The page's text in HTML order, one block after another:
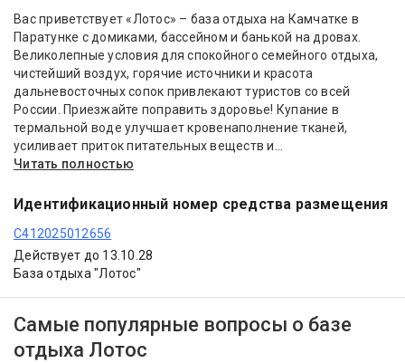
Вас приветствует «Лотос» – база отдыха на Камчатке в
Паратунке с домиками, бассейном и банькой на дровах.
Великолепные условия для спокойного семейного отдыха,
чистейший воздух, горячие источники и красота
дальневосточных сопок привлекают туристов со всей
России. Приезжайте поправить здоровье! Купание в
термальной воде улучшает кровенаполнение тканей,
усиливает приток питательных веществ и...
Читать полностью
Идентификационный номер средства размещения
С412025012656
Действует до 13.10.28
База отдыха "Лотос"
Самые популярные вопросы о базе
отдыха Лотос